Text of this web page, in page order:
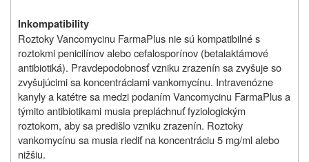
Inkompatibility
Roztoky Vancomycinu FarmaPlus nie sú kompatibilné s
roztokmi penicilínov alebo cefalosporínov (betalaktámové
antibiotiká). Pravdepodobnosť vzniku zrazenín sa zvyšuje so
zvyšujúcimi sa koncentráciami vankomycínu. Intravenózne
kanyly a katétre sa medzi podaním Vancomycinu FarmaPlus a
týmito antibiotikami musia prepláchnuť fyziologickým
roztokom, aby sa predišlo vzniku zrazenín. Roztoky
vankomycínu sa musia riediť na koncentráciu 5 mg/ml alebo
nižšiu.